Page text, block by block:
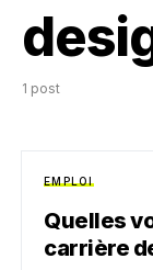
1 post
EMPLOI
Quelles
carrière